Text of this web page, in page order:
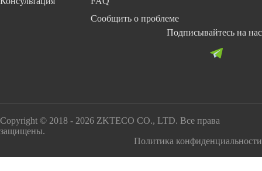
Сообщить о проблеме
Подписывайтесь на нас
Copyright © 2018 - 2026 ZKTECO CO., LTD. Все права
защищены.
Политика конфиденциальности